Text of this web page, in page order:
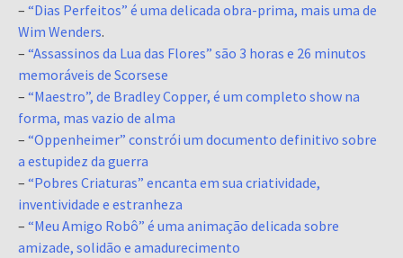
– “Dias Perfeitos” é uma delicada obra-prima, mais uma de
Wim Wenders.
– “Assassinos da Lua das Flores” são 3 horas e 26 minutos
memoráveis de Scorsese
– “Maestro”, de Bradley Copper, é um completo show na
forma, mas vazio de alma
– “Oppenheimer” constrói um documento definitivo sobre
a estupidez da guerra
– “Pobres Criaturas” encanta em sua criatividade,
inventividade e estranheza
– “Meu Amigo Robô” é uma animação delicada sobre
amizade, solidão e amadurecimento